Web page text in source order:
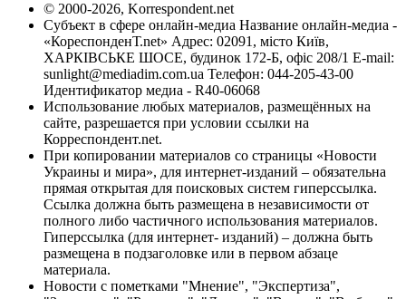
© 2000-2026, Korrespondent.net
Субъект в сфере онлайн-медиа Название онлайн-медиа -
«КореспонденТ.net» Адрес: 02091, місто Київ,
ХАРКІВСЬКЕ ШОСЕ, будинок 172-Б, офіс 208/1 E-mail:
sunlight@mediadim.com.ua Телефон: 044-205-43-00
Идентификатор медиа - R40-06068
Использование любых материалов, размещённых на
сайте, разрешается при условии ссылки на
Корреспондент.net.
При копировании материалов со страницы «Новости
Украины и мира», для интернет-изданий – обязательна
прямая открытая для поисковых систем гиперссылка.
Ссылка должна быть размещена в независимости от
полного либо частичного использования материалов.
Гиперссылка (для интернет- изданий) – должна быть
размещена в подзаголовке или в первом абзаце
материала.
Новости с пометками "Мнение", "Экспертиза",